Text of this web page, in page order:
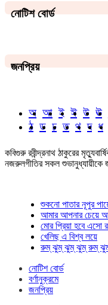
নোটিশ বোর্ড
জনপ্রিয়
অ আ ই ঈ উ ঊ
ঠ ড ঢ ত থ দ ধ
কবিগুরু রবীন্দ্রনাথ ঠাকুরের
নজরুলগীতির সকল শুভানুধ্যায়ীকে
শুকনো পাতার নূপুর
আমার আপনার চেয়ে
মোর প্রিয়া হবে এসো
খেলিছ এ বিশ্ব লয়ে
রুম্ ঝুম্ ঝুম্ ঝুম্ রুম্
নোটিশ বোর্ড
বর্ণানুক্রমে
জনপ্রিয়